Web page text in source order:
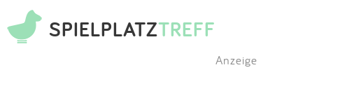
SPIELPLATZTREFF
Anzeige